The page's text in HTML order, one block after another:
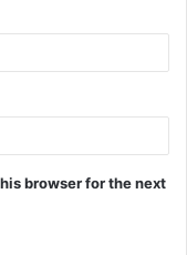
browser for the next